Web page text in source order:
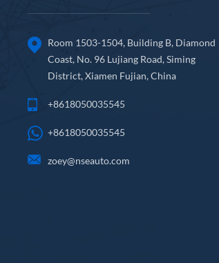
Room 1503-1504, Building B, Diamond
Coast, No. 96 Lujiang Road, Siming
District, Xiamen Fujian, China
+8618050035545
+8618050035545
zoey@nseauto.com